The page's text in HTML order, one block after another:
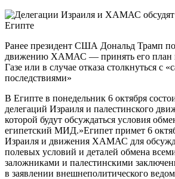
Ранее президент США Дональд Трамп
движению ХАМАС — принять его план
Газе или в случае отказа столкнуться с
последствиями»
В Египте в понедельник 6 октября
делегаций Израиля и палестинского
которой будут обсуждаться условия
египетский МИД.»Египет примет 6
Израиля и движения ХАМАС для
полевых условий и деталей обмена
заложниками и палестинскими
в заявлении внешнеполитического